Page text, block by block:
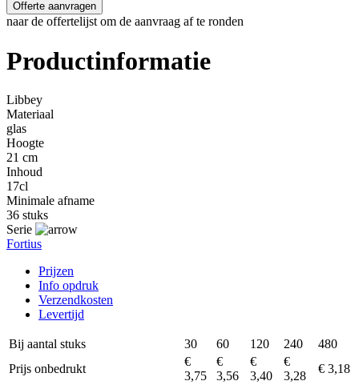
Offerte aanvragen
naar de offertelijst om de aanvraag af te ronden
Productinformatie
Libbey
Materiaal
glas
Hoogte
21 cm
Inhoud
17cl
Minimale afname
36 stuks
Serie
Fortius
Prijzen
Info opdruk
Verzendkosten
Levertijd
Bij aantal stuks 30 60 120 240
480
Prijs onbedrukt
€
3,75
€
3,56
€
3,40
€
3,28
€ 3,18